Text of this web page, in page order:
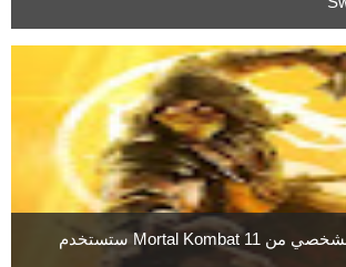
نسخة الحاسب الشخصي من Mortal Kombat 11 ستستخدم